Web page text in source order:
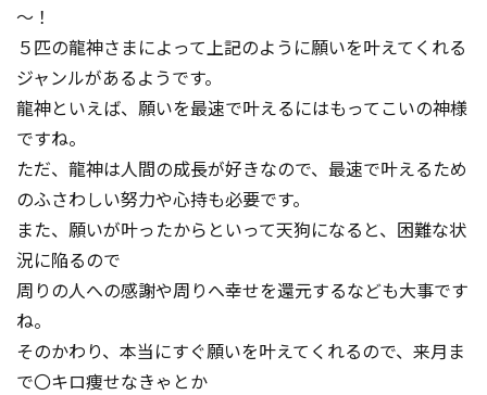
～！
５匹の龍神さまによって上記のように願いを叶えてくれる
ジャンルがあるようです。
龍神といえば、願いを最速で叶えるにはもってこいの神様
ですね。
ただ、龍神は人間の成長が好きなので、最速で叶えるため
のふさわしい努力や心持も必要です。
また、願いが叶ったからといって天狗になると、困難な状
況に陥るので
周りの人への感謝や周りへ幸せを還元するなども大事です
ね。
そのかわり、本当にすぐ願いを叶えてくれるので、来月ま
で〇キロ痩せなきゃとか